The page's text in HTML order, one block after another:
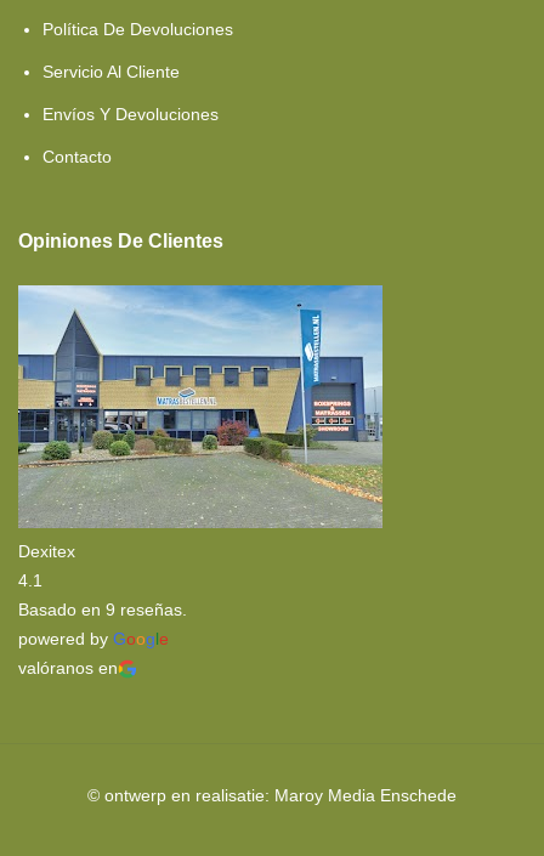
Espuma HR55
Espuma HR60
Cama Francesa
Látex
Rellenos Nórdicos
Política De Devoluciones
Servicio Al Cliente
Envíos Y Devoluciones
Contacto
Opiniones De Clientes
Dexitex
4.1
Basado en 9 reseñas.
powered by Google
valóranos en
© ontwerp en realisatie: Maroy Media Enschede